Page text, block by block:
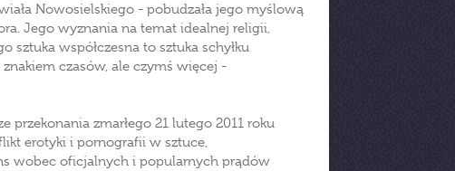
Nowosielskiego - pobudzała jego myślową
Jego wyznania na temat idealnej religii,
sztuka współczesna to sztuka schyłku
czasów, ale czymś więcej -
przekonania zmarłego 21 lutego 2011 roku
erotyki i pornografii w sztuce,
wobec oficjalnych i popularnych prądów